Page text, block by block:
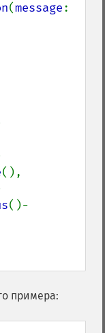
(message
(),
()-
примера: